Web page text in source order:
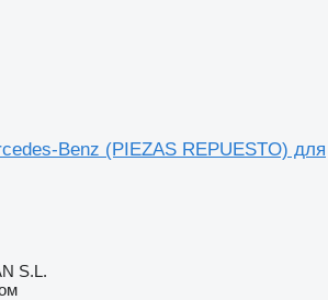
Benz (PIEZAS REPUESTO) для
S.L.